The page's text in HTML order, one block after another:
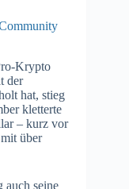
Krypto
der
hat, stieg
kletterte
– kurz vor
über
auch seine